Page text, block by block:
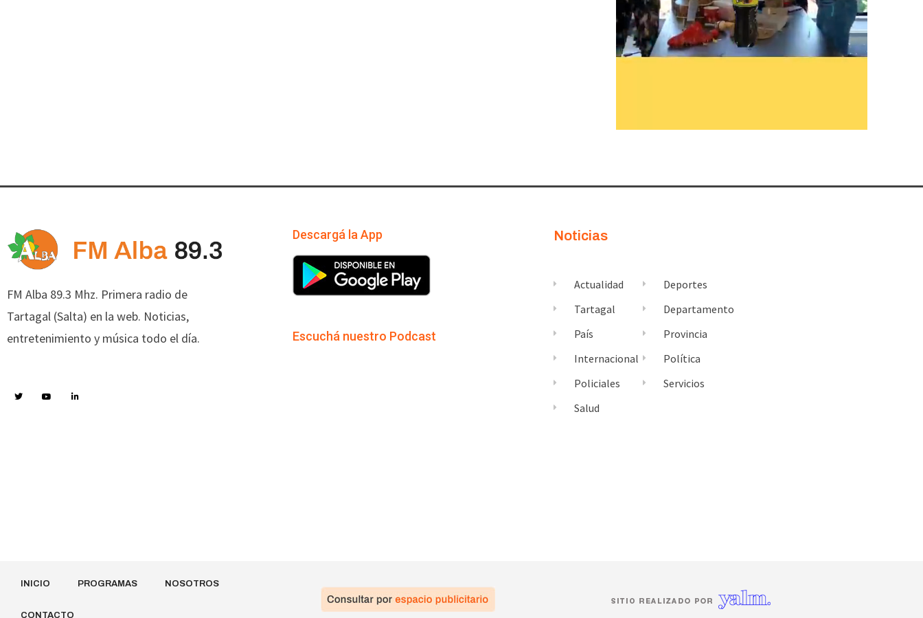
FM Alba 89.3 Mhz. Primera radio de
Tartagal (Salta) en la web. Noticias,
entretenimiento y música todo el día.
Descargá la App
Escuchá nuestro Podcast
Noticias
Actualidad
Tartagal
País
Internacional
Policiales
Salud
Deportes
Departamento
Provincia
Política
Servicios
INICIO PROGRAMAS NOSOTROS
CONTACTO